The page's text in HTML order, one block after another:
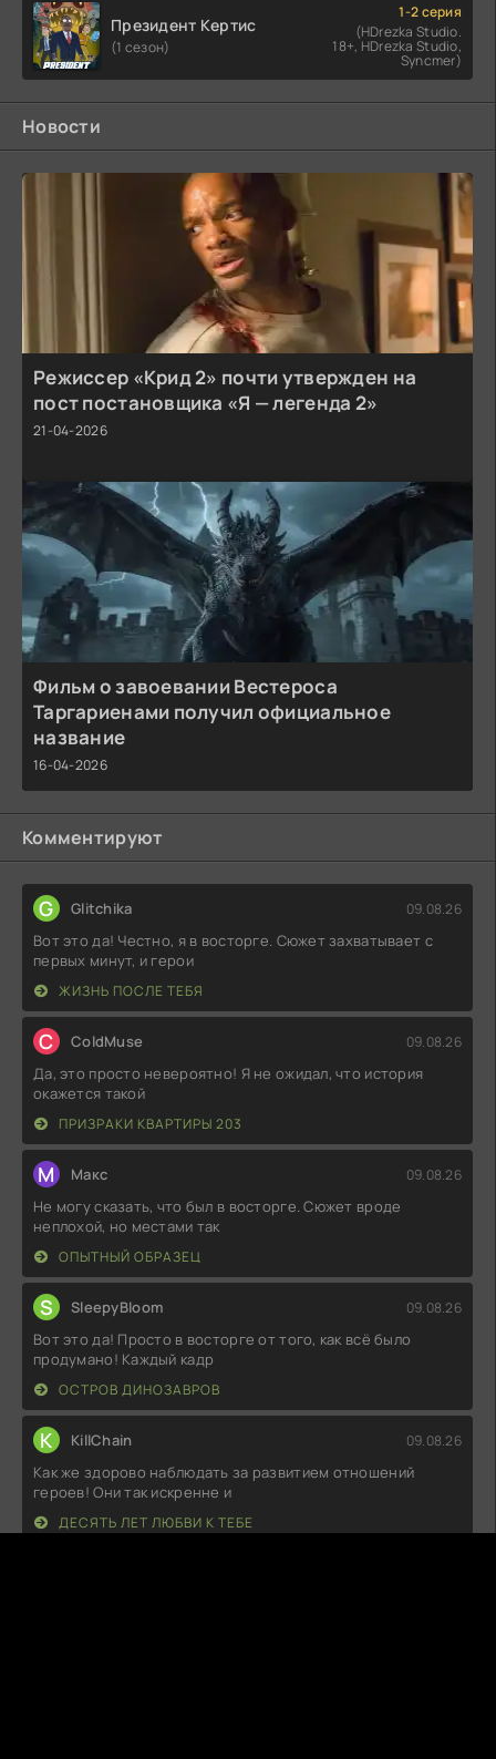
Президент Кертис
(1 сезон)
1-2 серия
(HDrezka Studio.
18+, HDrezka Studio,
Syncmer)
Новости
Режиссер «Крид 2» почти утвержден на
пост постановщика «Я — легенда 2»
21-04-2026
Фильм о завоевании Вестероса
Таргариенами получил официальное
название
16-04-2026
Комментируют
G Glitchika 09.08.26
Вот это да! Честно, я в восторге. Сюжет захватывает с
первых минут, и герои
ЖИЗНЬ ПОСЛЕ ТЕБЯ
C ColdMuse 09.08.26
Да, это просто невероятно! Я не ожидал, что история
окажется такой
ПРИЗРАКИ КВАРТИРЫ 203
М Макс 09.08.26
Не могу сказать, что был в восторге. Сюжет вроде
неплохой, но местами так
ОПЫТНЫЙ ОБРАЗЕЦ
S SleepyBloom 09.08.26
Вот это да! Просто в восторге от того, как всё было
продумано! Каждый кадр
ОСТРОВ ДИНОЗАВРОВ
K KillChain 09.08.26
Как же здорово наблюдать за развитием отношений
героев! Они так искренне и
ДЕСЯТЬ ЛЕТ ЛЮБВИ К ТЕБЕ